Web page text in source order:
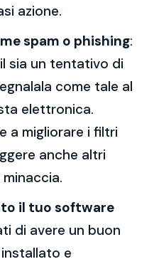
azione.
spam o phishing:
sia un tentativo di
come tale al
elettronica.
a migliorare i filtri
anche altri
il tuo software
di avere un buon
e